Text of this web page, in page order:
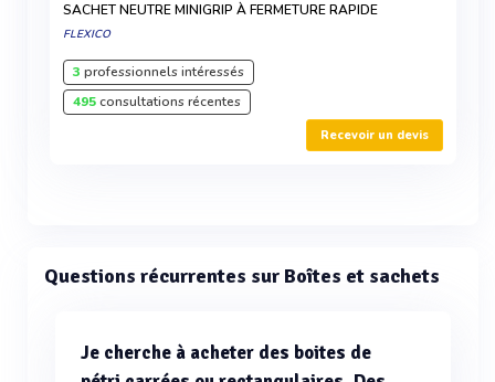
SACHET NEUTRE MINIGRIP À FERMETURE RAPIDE
FLEXICO
3 professionnels intéressés
495consultations récentes
Recevoir un devis
Questions récurrentes sur Boîtes et sachets
Je cherche à acheter des boites de